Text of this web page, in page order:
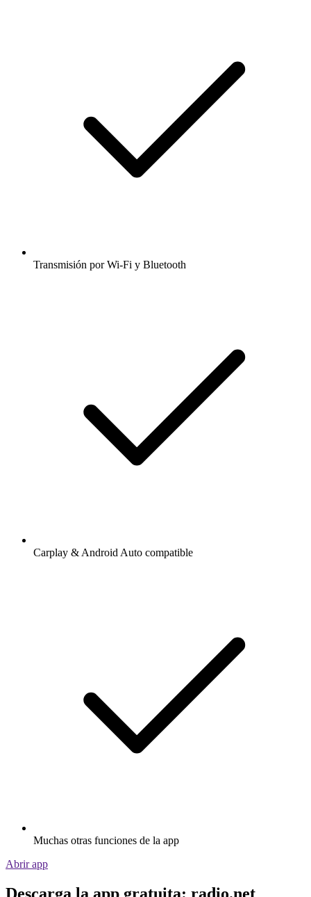
Transmisión por Wi-Fi y Bluetooth
Carplay & Android Auto compatible
Muchas otras funciones de la app
Abrir app